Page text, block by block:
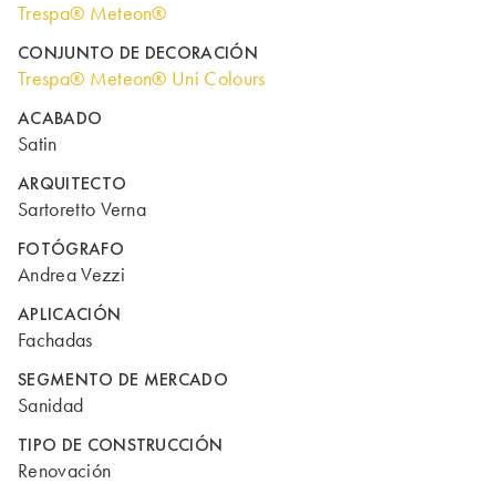
Trespa® Meteon®
CONJUNTO DE DECORACIÓN
Trespa® Meteon® Uni Colours
ACABADO
Satin
ARQUITECTO
Sartoretto Verna
FOTÓGRAFO
Andrea Vezzi
APLICACIÓN
Fachadas
SEGMENTO DE MERCADO
Sanidad
TIPO DE CONSTRUCCIÓN
Renovación